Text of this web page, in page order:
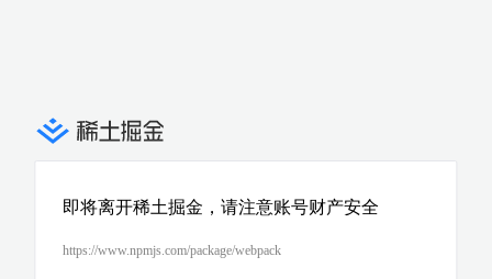
即将离开稀土掘金，请注意账号财产安全
https://www.npmjs.com/package/webpack